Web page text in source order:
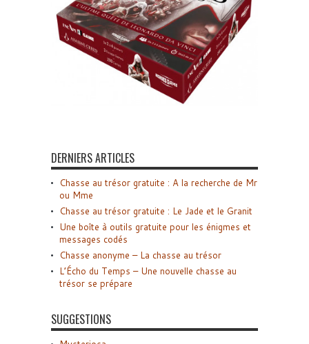
DERNIERS ARTICLES
Chasse au trésor gratuite : A la recherche de Mr
ou Mme
Chasse au trésor gratuite : Le Jade et le Granit
Une boîte à outils gratuite pour les énigmes et
messages codés
Chasse anonyme – La chasse au trésor
L’Écho du Temps – Une nouvelle chasse au
trésor se prépare
SUGGESTIONS